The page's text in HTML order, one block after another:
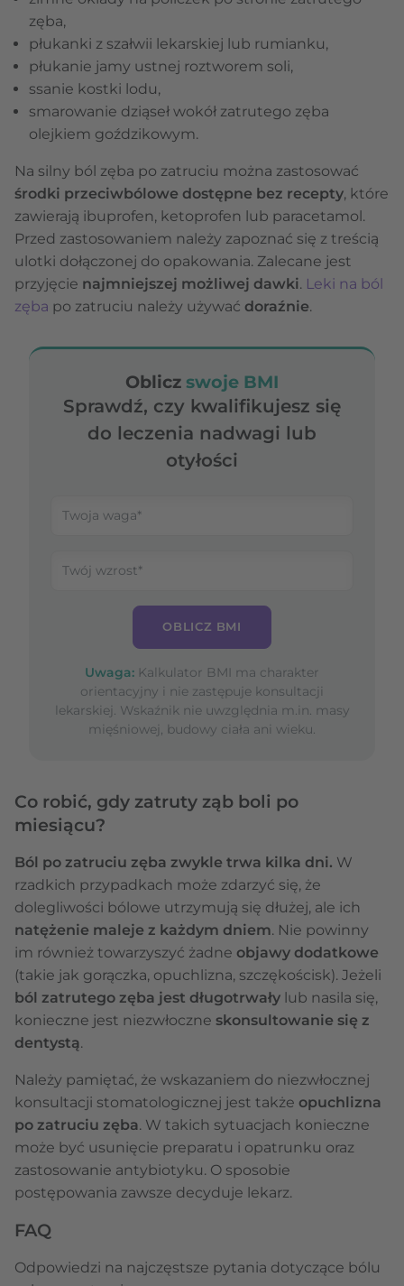
zęba,
płukanki z szałwii lekarskiej lub rumianku,
płukanie jamy ustnej roztworem soli,
ssanie kostki lodu,
smarowanie dziąseł wokół zatrutego zęba
olejkiem goździkowym.
Na silny ból zęba po zatruciu można zastosować
środki przeciwbólowe dostępne bez recepty, które
zawierają ibuprofen, ketoprofen lub paracetamol.
Przed zastosowaniem należy zapoznać się z treścią
ulotki dołączonej do opakowania. Zalecane jest
przyjęcie najmniejszej możliwej dawki. Leki na ból
zęba po zatruciu należy używać doraźnie.
Oblicz swoje BMI
Sprawdź, czy kwalifikujesz się
do leczenia nadwagi lub
otyłości
OBLICZ BMI
Uwaga: Kalkulator BMI ma charakter
orientacyjny i nie zastępuje konsultacji
lekarskiej. Wskaźnik nie uwzględnia m.in. masy
mięśniowej, budowy ciała ani wieku.
Co robić, gdy zatruty ząb boli po
miesiącu?
Ból po zatruciu zęba zwykle trwa kilka dni. W
rzadkich przypadkach może zdarzyć się, że
dolegliwości bólowe utrzymują się dłużej, ale ich
natężenie maleje z każdym dniem. Nie powinny
im również towarzyszyć żadne objawy dodatkowe
(takie jak gorączka, opuchlizna, szczękościsk). Jeżeli
ból zatrutego zęba jest długotrwały lub nasila się,
konieczne jest niezwłoczne skonsultowanie się z
dentystą.
Należy pamiętać, że wskazaniem do niezwłocznej
konsultacji stomatologicznej jest także opuchlizna
po zatruciu zęba. W takich sytuacjach konieczne
może być usunięcie preparatu i opatrunku oraz
zastosowanie antybiotyku. O sposobie
postępowania zawsze decyduje lekarz.
FAQ
Odpowiedzi na najczęstsze pytania dotyczące bólu